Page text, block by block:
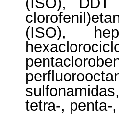
(ISO),
tetra-, penta-